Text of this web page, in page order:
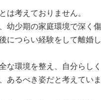
は考えておりません。
幼少期の家庭環境で深く
につらい経験をして離婚
な環境を整え、自分らし
あるべき姿だと考えていま